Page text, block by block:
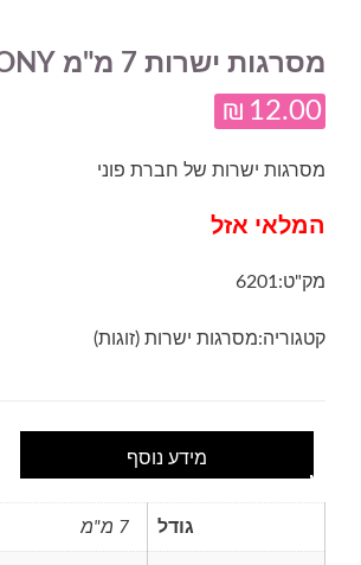
מסרגות ישרות 7 מ"מ PONY
₪ 12.00
מסרגות ישרות של חברת פוני
המלאי אזל
מק"ט:6201
קטגוריה:מסרגות ישרות (זוגות)
מידע נוסף
גודל 7 מ"מ